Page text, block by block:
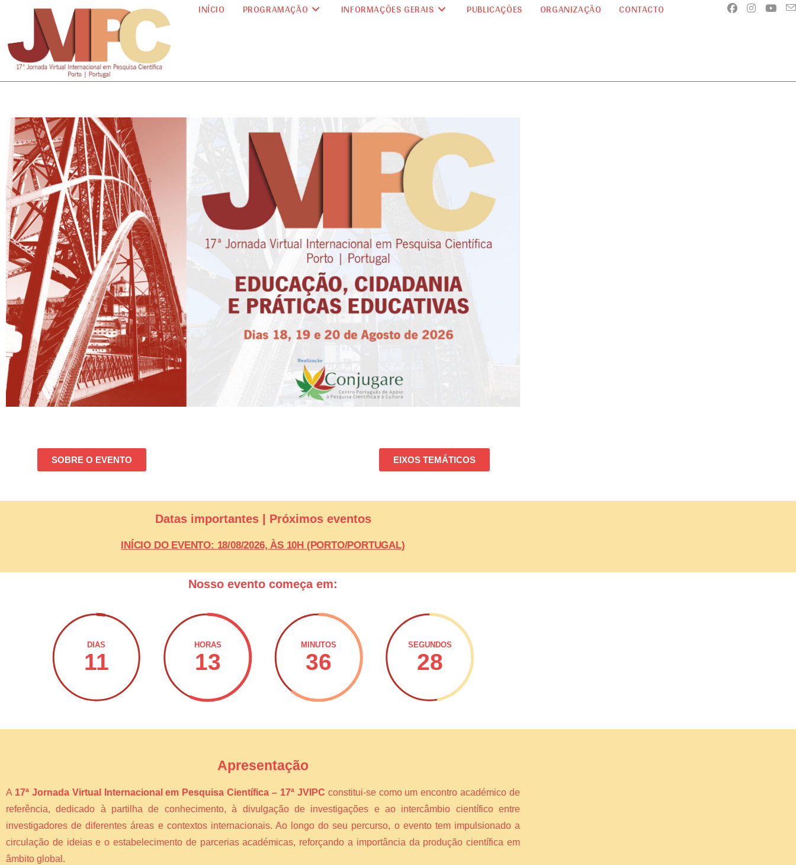
INÍCIO PROGRAMAÇÃO INFORMAÇÕES GERAIS PUBLICAÇÕES ORGANIZAÇÃO CONTACTO
SOBRE O EVENTO EIXOS TEMÁTICOS
Datas importantes | Próximos eventos
INÍCIO DO EVENTO: 18/08/2026, ÀS 10H (PORTO/PORTUGAL)
Nosso evento começa em:
DIAS
11
HORAS
13
MINUTOS
36
SEGUNDOS
27
Apresentação
A 17ª Jornada Virtual Internacional em Pesquisa Científica – 17ª JVIPC constitui-se como um encontro académico de
referência, dedicado à partilha de conhecimento, à divulgação de investigações e ao intercâmbio científico entre
investigadores de diferentes áreas e contextos internacionais. Ao longo do seu percurso, o evento tem impulsionado a
circulação de ideias e o estabelecimento de parcerias académicas, reforçando a importância da produção científica em
âmbito global.